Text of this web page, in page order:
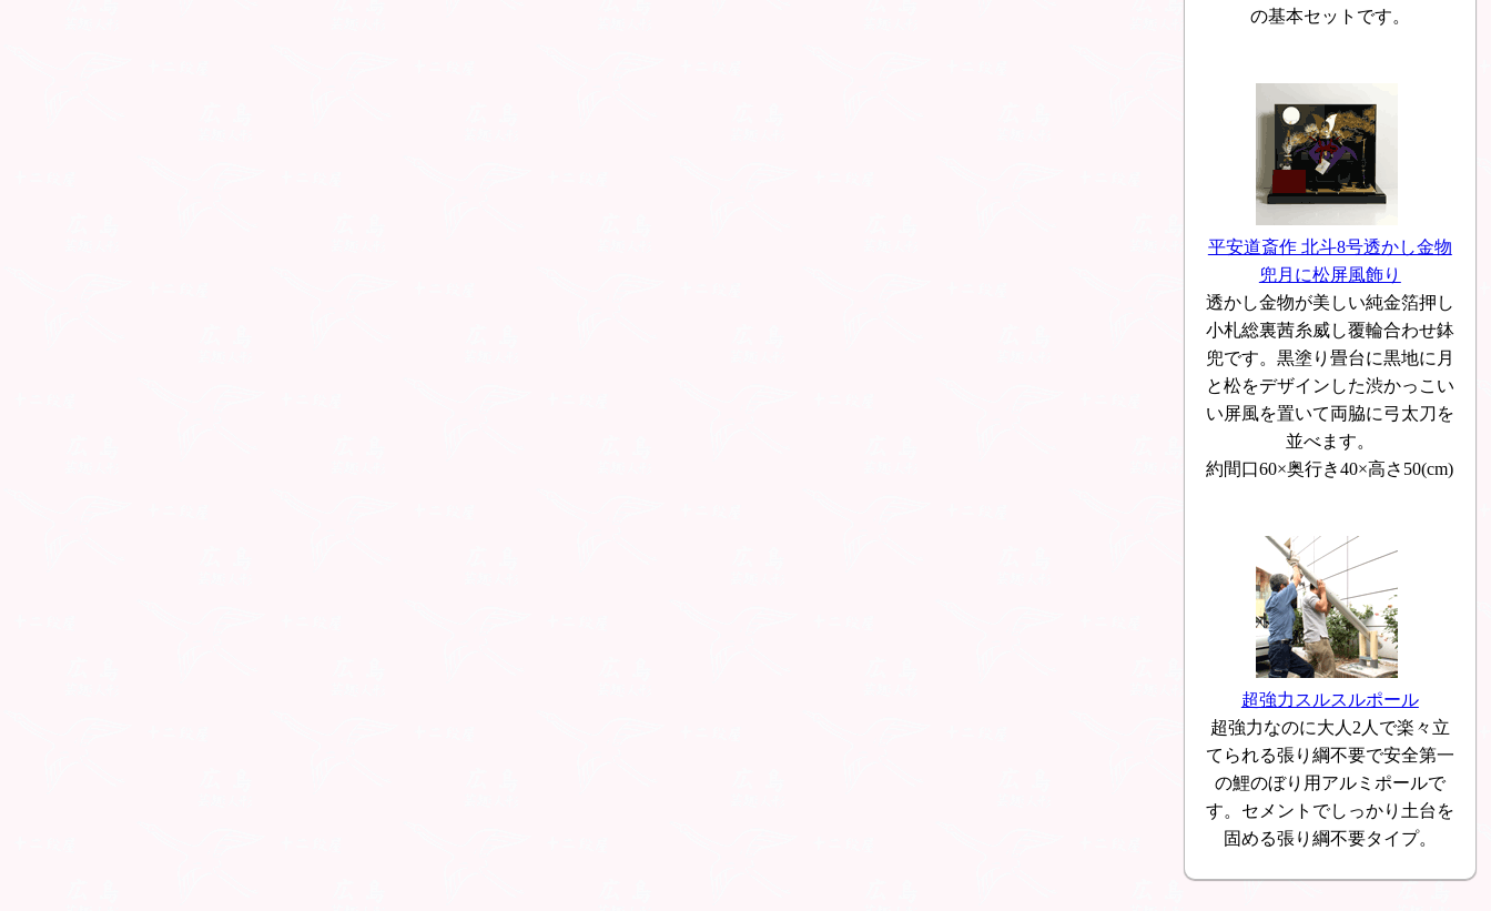
の基本セットです。
平安道斎作 北斗8号透かし金物
兜月に松屏風飾り
透かし金物が美しい純金箔押し
小札総裏茜糸威し覆輪合わせ鉢
兜です。黒塗り畳台に黒地に月
と松をデザインした渋かっこい
い屏風を置いて両脇に弓太刀を
並べます。
約間口60×奥行き40×高さ50(cm)
超強力スルスルポール
超強力なのに大人2人で楽々立
てられる張り綱不要で安全第一
の鯉のぼり用アルミポールで
す。セメントでしっかり土台を
固める張り綱不要タイプ。